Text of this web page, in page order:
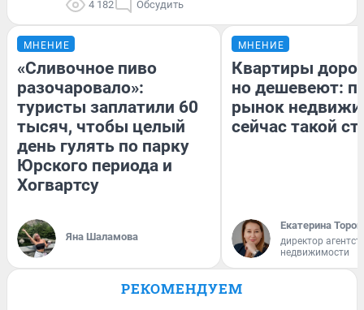
4 182 Обсудить
МНЕНИЕ
«Сливочное пиво
разочаровало»:
туристы заплатили 60
тысяч, чтобы целый
день гулять по парку
Юрского периода и
Хогвартсу
Яна Шаламова
МНЕНИЕ
Квартиры
но дешевеют:
рынок
сейчас такой
Екатерина
директор
недвижимости
РЕКОМЕНДУЕМ